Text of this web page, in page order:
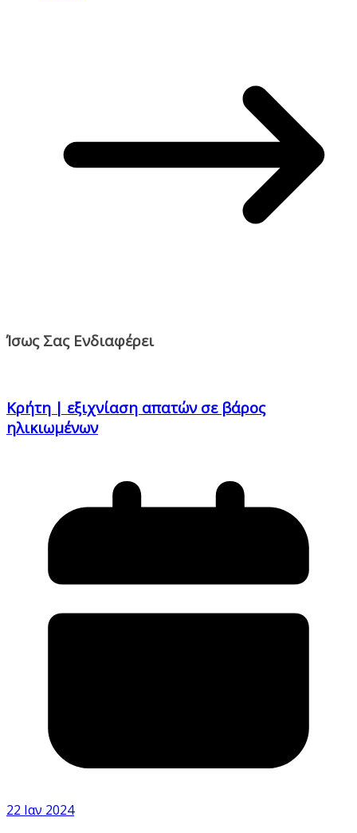
Ίσως Σας Ενδιαφέρει
Κρήτη | εξιχνίαση απατών σε βάρος
ηλικιωμένων
22 Ιαν 2024